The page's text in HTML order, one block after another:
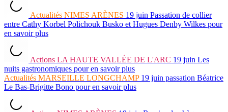
Actualités NIMES ARÈNES 19 juin Passation de collier
entre Cathy Korbel Polichouk Busko et Hugues Denby Wilkes pour
en savoir plus
Actions LA HAUTE VALLÉE DE L'ARC 19 juin Les
nuits gastronomiques pour en savoir plus
Actualités MARSEILLE LONGCHAMP 19 juin passation Béatrice
Le Bas-Brigitte Bono pour en savoir plus